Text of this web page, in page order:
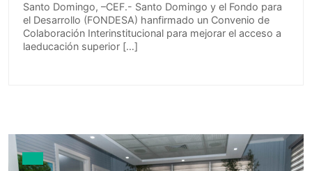
Santo Domingo, –CEF.- Santo Domingo y el Fondo para
el Desarrollo (FONDESA) hanfirmado un Convenio de
Colaboración Interinstitucional para mejorar el acceso a
laeducación superior […]